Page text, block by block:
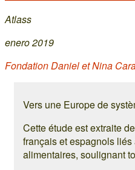
Atlass
enero 2019
Fondation Daniel et Nina
Vers une Europe de
Cette étude est extraite
français et espagnols
alimentaires, soulignant